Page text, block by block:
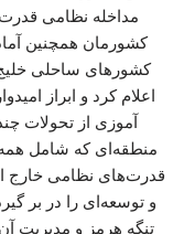
مداخله نظامی
کشورمان همچنین
کشورهای ساحلی
اعلام کرد و ابراز
آموزی از تحولات
منطقه‌ای که شامل همه
قدرت‌های نظامی خارج
و توسعه‌ای را در بر
تنگه هرمز و مدیریت